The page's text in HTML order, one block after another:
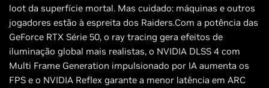
loot da superfície mortal. Mas cuidado: máquinas e outros
jogadores estão à espreita dos Raiders.Com a potência das
GeForce RTX Série 50, o ray tracing gera efeitos de
iluminação global mais realistas, o NVIDIA DLSS 4 com
Multi Frame Generation impulsionado por IA aumenta os
FPS e o NVIDIA Reflex garante a menor latência em ARC